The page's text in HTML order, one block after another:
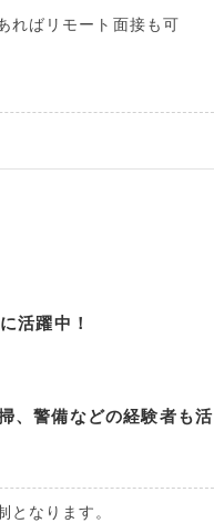
ればリモート面接も可
活躍中！
、警備などの経験者も活
となります。